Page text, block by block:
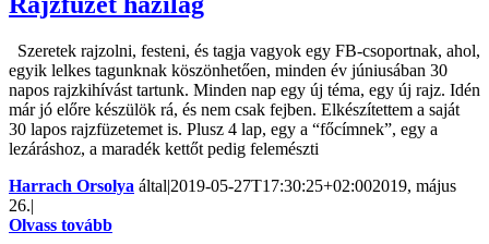
Szeretek rajzolni, festeni, és tagja vagyok egy FB-csoportnak, ahol,
egyik lelkes tagunknak köszönhetően, minden év júniusában 30
napos rajzkihívást tartunk. Minden nap egy új téma, egy új rajz. Idén
már jó előre készülök rá, és nem csak fejben. Elkészítettem a saját
30 lapos rajzfüzetemet is. Plusz 4 lap, egy a “főcímnek”, egy a
lezáráshoz, a maradék kettőt pedig felemészti
Harrach Orsolya által|2019-05-27T17:30:25+02:002019, május
26.|
Olvass tovább